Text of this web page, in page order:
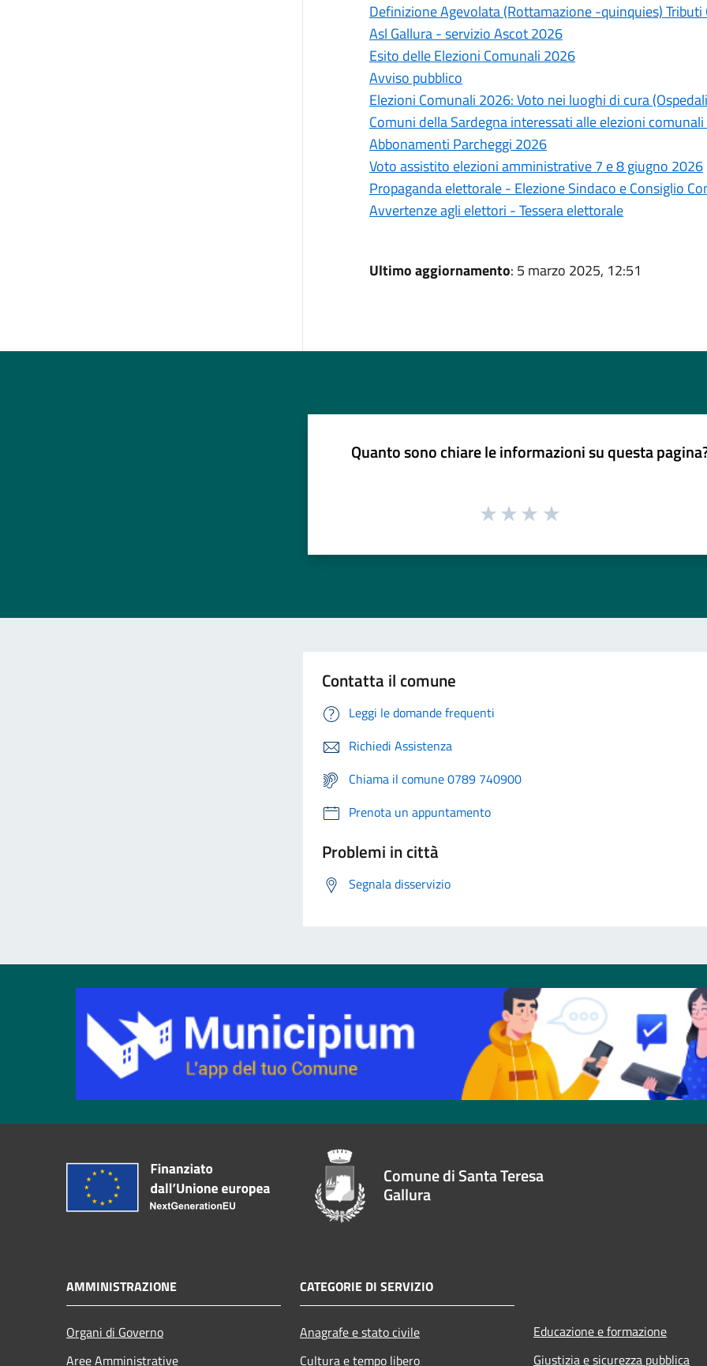
Definizione Agevolata (Rottamazione -quinquies) Tributi
Asl Gallura - servizio Ascot 2026
Esito delle Elezioni Comunali 2026
Avviso pubblico
Elezioni Comunali 2026: Voto nei luoghi di cura
Comuni della Sardegna interessati alle elezioni
Abbonamenti Parcheggi 2026
Voto assistito elezioni amministrative 7 e 8 giugno 2026
Propaganda elettorale - Elezione Sindaco e Consiglio
Avvertenze agli elettori - Tessera elettorale
Ultimo aggiornamento: 5 marzo 2025, 12:51
Quanto sono chiare le informazioni su questa
Contatta il comune
Leggi le domande frequenti
Richiedi Assistenza
Chiama il comune 0789 740900
Prenota un appuntamento
Problemi in città
Segnala disservizio
Comune di Santa Teresa
Gallura
AMMINISTRAZIONE
Organi di Governo
Aree Amministrative
CATEGORIE DI SERVIZIO
Anagrafe e stato civile
Cultura e tempo libero
Educazione e formazione
Giustizia e sicurezza pubblica